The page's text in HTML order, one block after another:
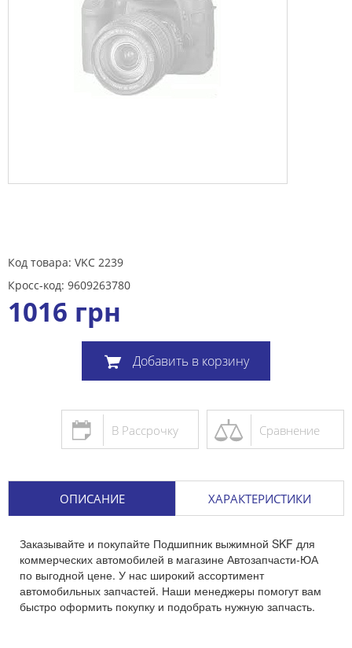
Код товара: VKC 2239
Кросс-код: 9609263780
1016 грн
Добавить в корзину
Сравнение
В Рассрочку
ОПИСАНИЕ ХАРАКТЕРИСТИКИ
Заказывайте и покупайте Подшипник выжимной SKF для
коммерческих автомобилей в магазине Автозапчасти-ЮА
по выгодной цене. У нас широкий ассортимент
автомобильных запчастей. Наши менеджеры помогут вам
быстро оформить покупку и подобрать нужную запчасть.